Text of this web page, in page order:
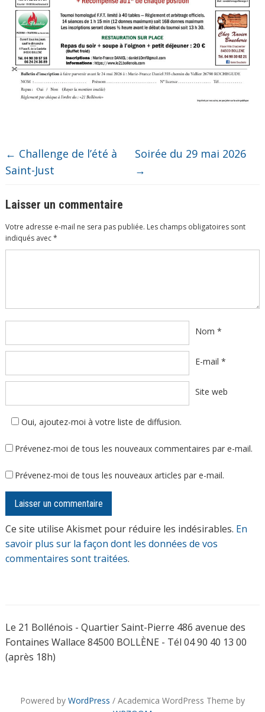
← Challenge de l’été à
Saint-Just
Soirée du 29 mai 2026
→
Laisser un commentaire
Votre adresse e-mail ne sera pas publiée. Les champs obligatoires sont
indiqués avec*
Nom *
E-mail *
Site web
Oui, ajoutez-moi à votre liste de diffusion.
Prévenez-moi de tous les nouveaux commentaires par e-mail.
Prévenez-moi de tous les nouveaux articles par e-mail.
Ce site utilise Akismet pour réduire les indésirables. En
savoir plus sur la façon dont les données de vos
commentaires sont traitées.
Le 21 Bollénois - Quartier Saint-Pierre 486 avenue des
Fontaines Wallace 84500 BOLLÈNE - Tél 04 90 40 13 00
(après 18h)
Powered by WordPress / Academica WordPress Theme by